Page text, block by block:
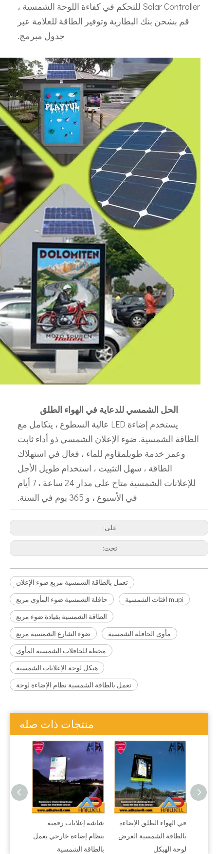
Solar Controller للتحكم في كفاءة اللوحة الشمسية ،
قم بشحن بنك البطارية وتوفير الطاقة للعلامة عبر
جدول مبرمج.
الحل الشمسي للدعاية في الهواء الطلق
يستخدم إضاءة LED عالية السطوع ، يتكامل مع
الطاقة الشمسية. ضوء الإعلان الشمسي ذو أداء ثابت
وعمر خدمة طويلمقاوم للماء ، فعال في استهلاك
الطاقة ، سهل التثبيت ، استخدام طويل الأجل
للإعلانات الشمسية متاح على مدار 24 ساعة ، 7 أيام
في الأسبوع ، و 365 يوم في السنة.
على:
تحت:
تعمل بالطاقة الشمسية مربع ضوء الإعلان
حافلة الشمسية ضوء المأوى مربع
mupi افتات الشمسية
الطاقة الشمسية بقيادة ضوء مربع
ضوء الشارع الشمسية مربع
مأوى الحافلة الشمسية
محطة للحافلات الشمسية المأوى
هيكل لوحة الإعلانات الشمسية
تعمل بالطاقة الشمسية نظام الإضاءة لوحة
منتجات ذات صله
شاشة إعلانات رقمية
بنظام إضاءة خارجي يعمل
بالطاقة الشمسية
في الهواء الطلق الإضاءة
بالطاقة الشمسية العرض
لوحة الهيكل